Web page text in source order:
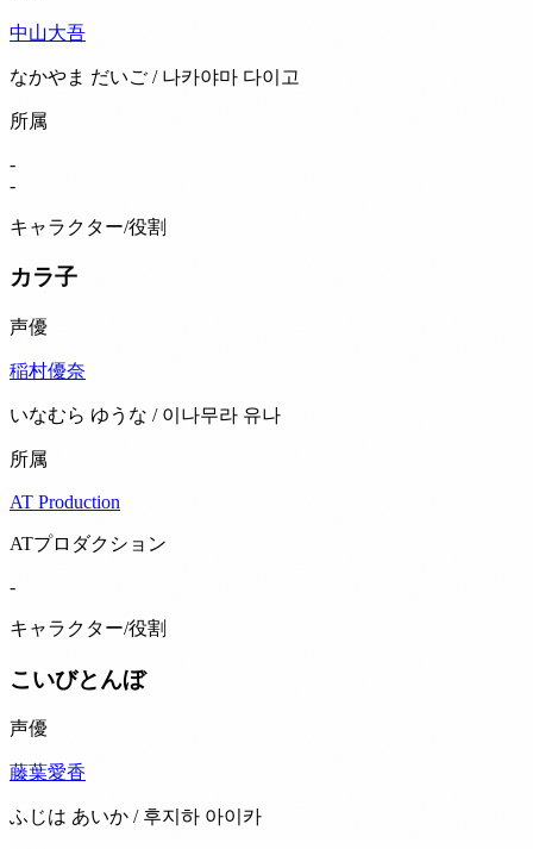
中山大吾
なかやま だいご / 나카야마 다이고
所属
-
-
キャラクター/役割
カラ子
声優
稲村優奈
いなむら ゆうな / 이나무라 유나
所属
AT Production
ATプロダクション
-
キャラクター/役割
こいびとんぼ
声優
藤葉愛香
ふじは あいか / 후지하 아이카